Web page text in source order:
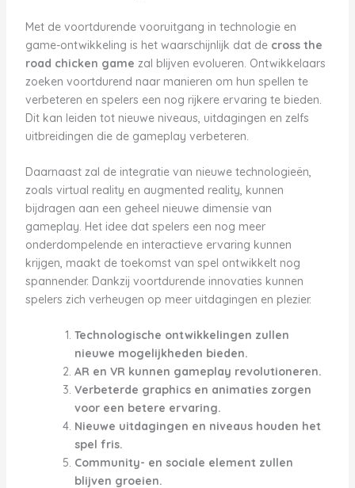
Met de voortdurende vooruitgang in technologie en
game-ontwikkeling is het waarschijnlijk dat de cross the
road chicken game zal blijven evolueren. Ontwikkelaars
zoeken voortdurend naar manieren om hun spellen te
verbeteren en spelers een nog rijkere ervaring te bieden.
Dit kan leiden tot nieuwe niveaus, uitdagingen en zelfs
uitbreidingen die de gameplay verbeteren.
Daarnaast zal de integratie van nieuwe technologieën,
zoals virtual reality en augmented reality, kunnen
bijdragen aan een geheel nieuwe dimensie van
gameplay. Het idee dat spelers een nog meer
onderdompelende en interactieve ervaring kunnen
krijgen, maakt de toekomst van spel ontwikkelt nog
spannender. Dankzij voortdurende innovaties kunnen
spelers zich verheugen op meer uitdagingen en plezier.
Technologische ontwikkelingen zullen
nieuwe mogelijkheden bieden.
AR en VR kunnen gameplay revolutioneren.
Verbeterde graphics en animaties zorgen
voor een betere ervaring.
Nieuwe uitdagingen en niveaus houden het
spel fris.
Community- en sociale element zullen
blijven groeien.